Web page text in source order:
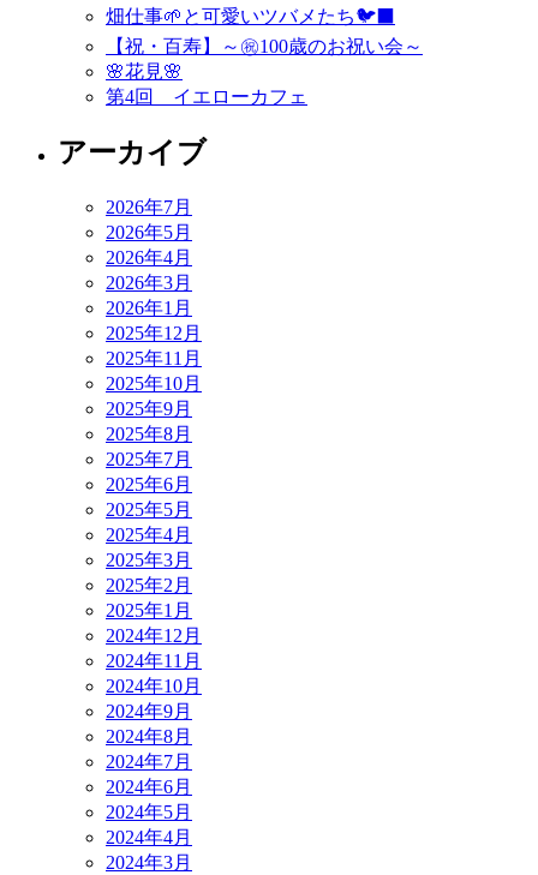
畑仕事🌱と可愛いツバメたち🐦‍⬛
【祝・百寿】～㊗️100歳のお祝い会～
🌸花見🌸
第4回 イエローカフェ
アーカイブ
2026年7月
2026年5月
2026年4月
2026年3月
2026年1月
2025年12月
2025年11月
2025年10月
2025年9月
2025年8月
2025年7月
2025年6月
2025年5月
2025年4月
2025年3月
2025年2月
2025年1月
2024年12月
2024年11月
2024年10月
2024年9月
2024年8月
2024年7月
2024年6月
2024年5月
2024年4月
2024年3月